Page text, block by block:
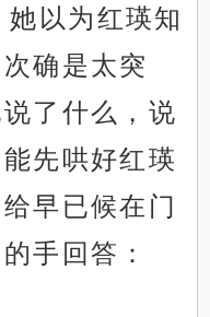
以为红瑛知
确是太突
了什么，说
先哄好红瑛
早已候在门
手回答：